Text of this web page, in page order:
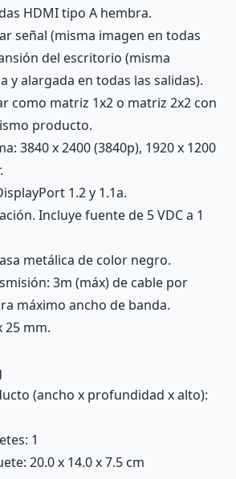
HDMI tipo A hembra.
señal (misma imagen en todas
del escritorio (misma
y alargada en todas las salidas).
como matriz 1x2 o matriz 2x2 con
producto.
3840 x 2400 (3840p), 1920 x 1200
1.2 y 1.1a.
Incluye fuente de 5 VDC a 1
metálica de color negro.
3m (máx) de cable por
máximo ancho de banda.
25 mm.
(ancho x profundidad x alto):
1
20.0 x 14.0 x 7.5 cm